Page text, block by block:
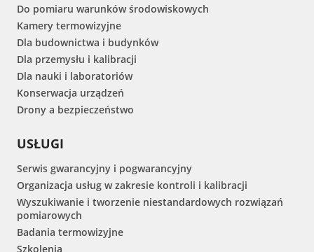
Do pomiaru warunków środowiskowych
Kamery termowizyjne
Dla budownictwa i budynków
Dla przemysłu i kalibracji
Dla nauki i laboratoriów
Konserwacja urządzeń
Drony a bezpieczeństwo
USŁUGI
Serwis gwarancyjny i pogwarancyjny
Organizacja usług w zakresie kontroli i kalibracji
Wyszukiwanie i tworzenie niestandardowych rozwiązań
pomiarowych
Badania termowizyjne
Szkolenia